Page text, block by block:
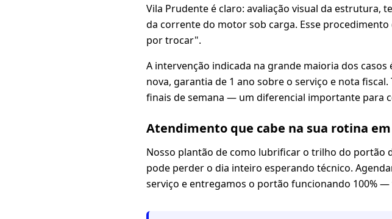
Vila Prudente é claro: avaliação visual da estrutura,
da corrente do motor sob carga. Esse
por trocar".
A intervenção indicada na grande maioria dos casos
nova, garantia de 1 ano sobre o serviço e nota
finais de semana — um diferencial importante para
Atendimento que cabe na sua rotina
Nosso plantão de como lubrificar o trilho do portão
pode perder o dia inteiro esperando técnico.
serviço e entregamos o portão funcionando 100%